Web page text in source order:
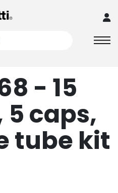
- 15
5 caps,
tube kit